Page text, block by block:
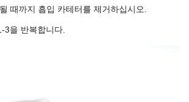
때까지 흡입 카테터를 제거하십시오.
3을 반복합니다.